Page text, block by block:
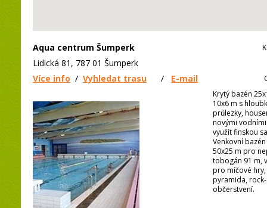
Aqua centrum Šumperk
Lidická 81, 787 01 Šumperk
Více info / Vyhledat trasu / E-mail
Krytý bazén
10x6 m s
průlezky,
novými
využít finskou
Venkovní
50x25 m pro
tobogán 91 m,
pro míčové
pyramida,
občerstvení.